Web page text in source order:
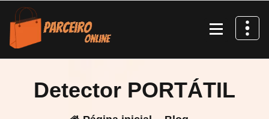
Pular
para
conteúdo
Detector PORTÁTIL